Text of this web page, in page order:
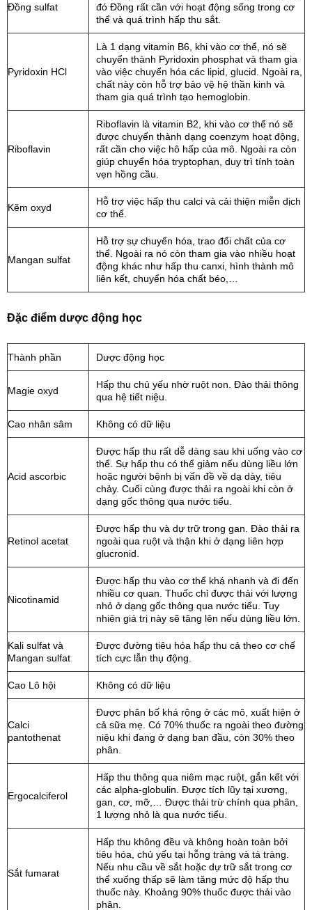
Đồng sulfat
đó Đồng rất cần với hoạt động sống trong cơ
thể và quá trình hấp thu sắt.
Pyridoxin HCl
Là 1 dạng vitamin B6, khi vào cơ thể, nó sẽ
chuyển thành Pyridoxin phosphat và tham gia
vào việc chuyển hóa các lipid, glucid. Ngoài ra,
chất này còn hỗ trợ bảo vệ hệ thần kinh và
tham gia quá trình tạo hemoglobin.
Riboflavin
Riboflavin là vitamin B2, khi vào cơ thể nó sẽ
được chuyển thành dạng coenzym hoạt động,
rất cần cho việc hô hấp của mô. Ngoài ra còn
giúp chuyển hóa tryptophan, duy trì tính toàn
vẹn hồng cầu.
Kẽm oxyd
Hỗ trợ việc hấp thu calci và cải thiện miễn dịch
cơ thể.
Mangan sulfat
Hỗ trợ sự chuyển hóa, trao đổi chất của cơ
thể. Ngoài ra nó còn tham gia vào nhiều hoạt
động khác như hấp thu canxi, hình thành mô
liên kết, chuyển hóa chất béo,…
Đặc điểm dược động học
Thành phần Dược động học
Magie oxyd
Hấp thu chủ yếu nhờ ruột non. Đào thải thông
qua hệ tiết niệu.
Cao nhân sâm Không có dữ liệu
Acid ascorbic
Được hấp thu rất dễ dàng sau khi uống vào cơ
thể. Sự hấp thu có thể giảm nếu dùng liều lớn
hoặc người bệnh bị vấn đề về dạ dày, tiêu
chảy. Cuối cùng được thải ra ngoài khi còn ở
dạng gốc thông qua nước tiểu.
Retinol acetat
Được hấp thu và dự trữ trong gan. Đào thải ra
ngoài qua ruột và thận khi ở dạng liên hợp
glucronid.
Nicotinamid
Được hấp thu vào cơ thể khá nhanh và đi đến
nhiều cơ quan. Thuốc chỉ được thải với lượng
nhỏ ở dạng gốc thông qua nước tiểu. Tuy
nhiên giá trị này sẽ tăng lên nếu dùng liều lớn.
Kali sulfat và
Mangan sulfat
Được đường tiêu hóa hấp thu cả theo cơ chế
tích cực lẫn thụ động.
Cao Lô hội Không có dữ liệu
Calci
pantothenat
Được phân bố khá rộng ở các mô, xuất hiện ở
cả sữa mẹ. Có 70% thuốc ra ngoài theo đường
niệu khi đang ở dạng ban đầu, còn 30% theo
phân.
Ergocalciferol
Hấp thu thông qua niêm mạc ruột, gắn kết với
các alpha-globulin. Được tích lũy tại xương,
gan, cơ, mỡ,… Được thải trừ chính qua phân,
1 lượng nhỏ là qua nước tiểu.
Sắt fumarat
Hấp thu không đều và không hoàn toàn bởi
tiêu hóa, chủ yếu tại hỗng tràng và tá tràng.
Nếu nhu cầu về sắt hoặc dự trữ sắt trong cơ
thể xuống thấp sẽ làm tăng mức độ hấp thu
thuốc này. Khoảng 90% thuốc được thải vào
phân.